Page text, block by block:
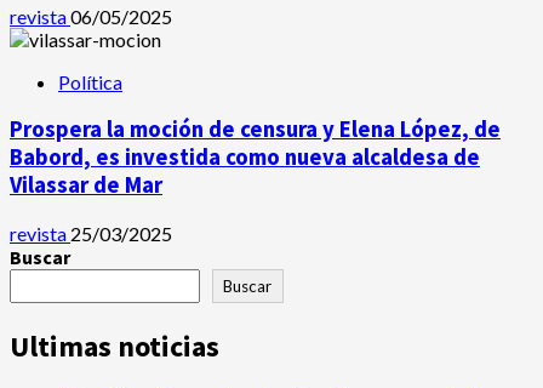
revista06/05/2025
Política
Prospera la moción de censura y Elena López, de
Babord, es investida como nueva alcaldesa de
Vilassar de Mar
revista 25/03/2025
Buscar
Buscar
Ultimas noticias